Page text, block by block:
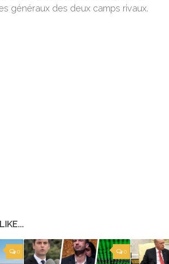
généraux des deux camps rivaux.
0 0